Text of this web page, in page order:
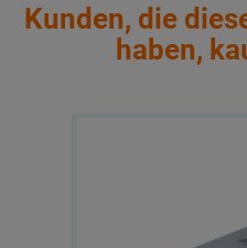
Kunden, die
haben,